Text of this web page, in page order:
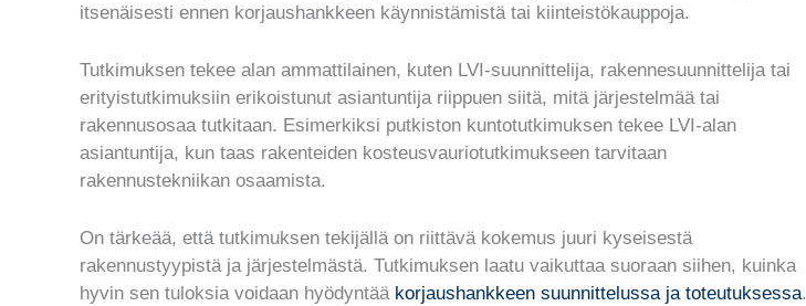
itsenäisesti ennen korjaushankkeen käynnistämistä tai kiinteistökauppoja.
Tutkimuksen tekee alan ammattilainen, kuten LVI-suunnittelija, rakennesuunnittelija tai
erityistutkimuksiin erikoistunut asiantuntija riippuen siitä, mitä järjestelmää tai
rakennusosaa tutkitaan. Esimerkiksi putkiston kuntotutkimuksen tekee LVI-alan
asiantuntija, kun taas rakenteiden kosteusvauriotutkimukseen tarvitaan
rakennustekniikan osaamista.
On tärkeää, että tutkimuksen tekijällä on riittävä kokemus juuri kyseisestä
rakennustyypistä ja järjestelmästä. Tutkimuksen laatu vaikuttaa suoraan siihen, kuinka
hyvin sen tuloksia voidaan hyödyntää korjaushankkeen suunnittelussa ja toteutuksessa.